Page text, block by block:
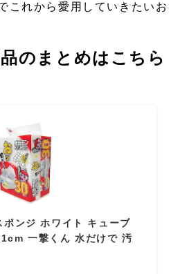
これから愛用していきたいお
のまとめはこちら
ンジ ホワイト キューブ
一撃くん 水だけで 汚